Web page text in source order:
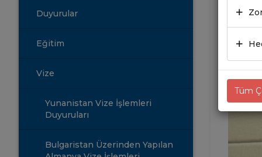
Duyurular
Eğitim
Vize
Yunanistan Vize İşlemleri
Duyuruları
Bulgaristan Üzerinden Yapılan
Tüm